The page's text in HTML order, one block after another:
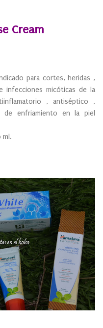
Cream
para cortes, heridas ,
infecciones micóticas de la
, antiséptico ,
enfriamiento en la piel
ml.